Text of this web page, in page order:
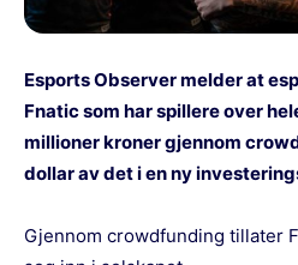
Esports Observer melder at
Fnatic som har spillere over
millioner kroner gjennom
dollar av det i en ny
Gjennom crowdfunding tillater